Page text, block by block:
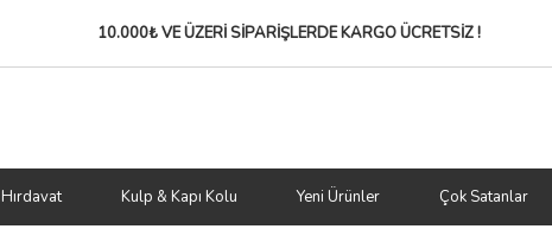
10.000₺ VE ÜZERİ SİPARİŞLERDEKARGO ÜCRETSİZ !
Hırdavat Kulp & Kapı Kolu Yeni Ürünler Çok Satanlar